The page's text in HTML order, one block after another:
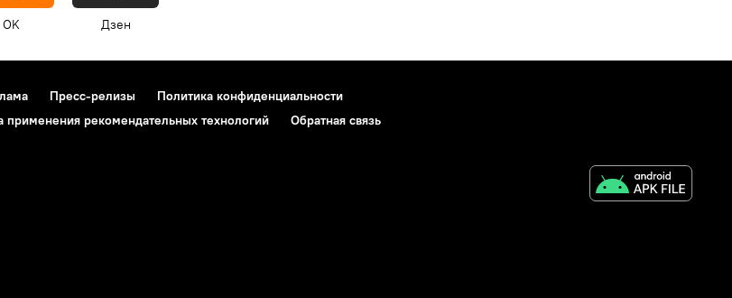
OK Дзен
Пресс-релизы
Политика конфиденциальности
применения рекомендательных технологий Обратная связь